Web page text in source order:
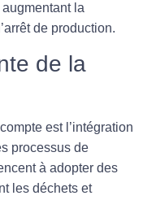
la
de production.
de la
est l’intégration
processus de
à adopter des
les déchets et